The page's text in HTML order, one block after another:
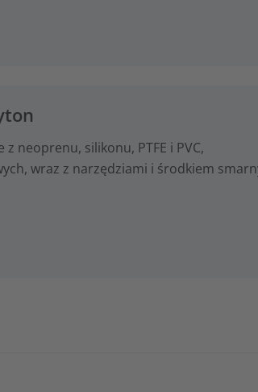
neoprenu, silikonu, PTFE i PVC,
wraz z narzędziami i środkiem